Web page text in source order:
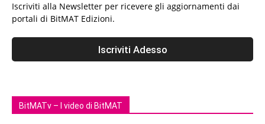
Iscriviti alla Newsletter per ricevere gli aggiornamenti dai
portali di BitMAT Edizioni.
BitMATv – I video di BitMAT